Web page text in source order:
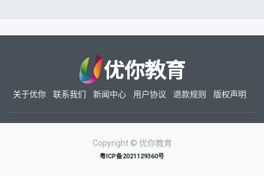
关于优你 联系我们 新闻中心 用户协议 退款规则 版权声明
Copyright © 优你教育
粤ICP备2021129360号